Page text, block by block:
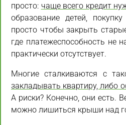
просто: чаще всего кредит
образование детей,
просто чтобы закрыть
где платежеспособность не
практически отсутствует.
Многие сталкиваются с
закладывать квартиру, либо
А риски? Конечно, они есть.
можно лишиться крыши над